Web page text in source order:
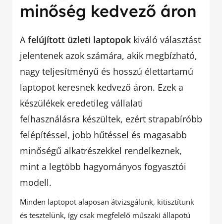
minőség kedvező áron
Afelújított üzleti laptopok kiváló választást
jelentenek azok számára, akik megbízható,
nagy teljesítményű és hosszú élettartamú
laptopot keresnek kedvező áron. Ezek a
készülékek eredetileg vállalati
felhasználásra készültek, ezért strapabíróbb
felépítéssel, jobb hűtéssel és magasabb
minőségű alkatrészekkel rendelkeznek,
mint a legtöbb hagyományos fogyasztói
modell.
Minden laptopot alaposan átvizsgálunk, kitisztítunk
és tesztelünk, így csak megfelelő műszaki állapotú